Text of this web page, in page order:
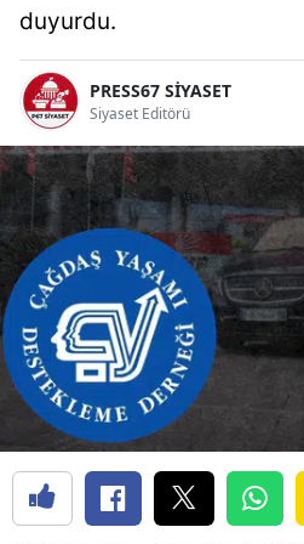
duyurdu.
PRESS67 SİYASET
Siyaset Editörü